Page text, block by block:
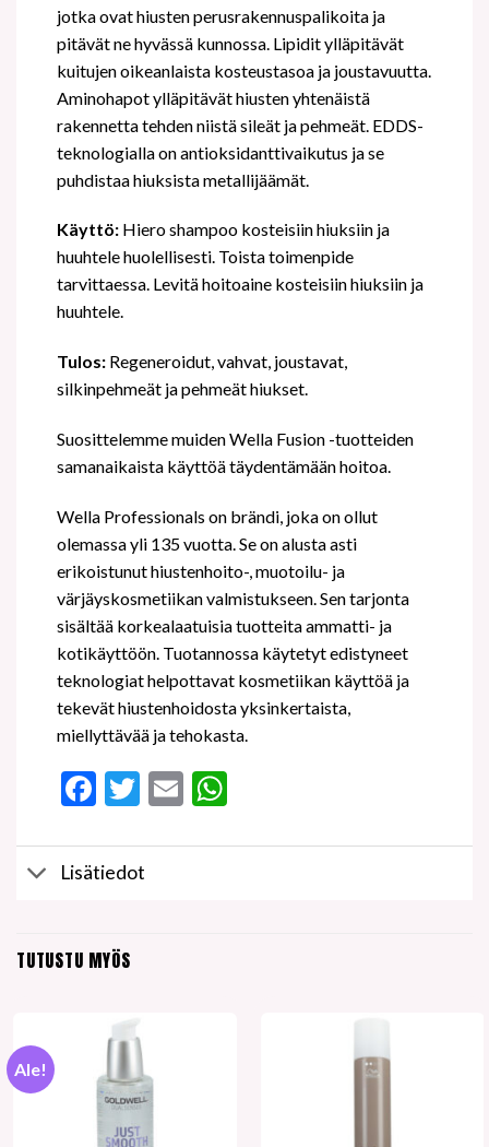
jotka ovat hiusten perusrakennuspalikoita ja
pitävät ne hyvässä kunnossa. Lipidit ylläpitävät
kuitujen oikeanlaista kosteustasoa ja joustavuutta.
Aminohapot ylläpitävät hiusten yhtenäistä
rakennetta tehden niistä sileät ja pehmeät. EDDS-
teknologialla on antioksidanttivaikutus ja se
puhdistaa hiuksista metallijäämät.
Käyttö:Hiero shampoo kosteisiin hiuksiin ja
huuhtele huolellisesti. Toista toimenpide
tarvittaessa. Levitä hoitoaine kosteisiin hiuksiin ja
huuhtele.
Tulos:Regeneroidut, vahvat, joustavat,
silkinpehmeät ja pehmeät hiukset.
Suosittelemme muiden Wella Fusion -tuotteiden
samanaikaista käyttöä täydentämään hoitoa.
Wella Professionals on brändi, joka on ollut
olemassa yli 135 vuotta. Se on alusta asti
erikoistunut hiustenhoito-, muotoilu- ja
värjäyskosmetiikan valmistukseen. Sen tarjonta
sisältää korkealaatuisia tuotteita ammatti- ja
kotikäyttöön. Tuotannossa käytetyt edistyneet
teknologiat helpottavat kosmetiikan käyttöä ja
tekevät hiustenhoidosta yksinkertaista,
miellyttävää ja tehokasta.
Facebook
Twitter
EmailWhatsApp
Lisätiedot
TUTUSTU MYÖS
Ale!